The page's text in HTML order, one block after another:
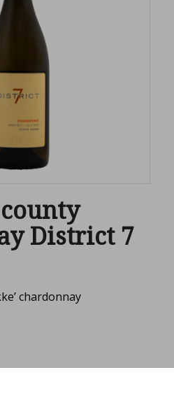
District 7
chardonnay